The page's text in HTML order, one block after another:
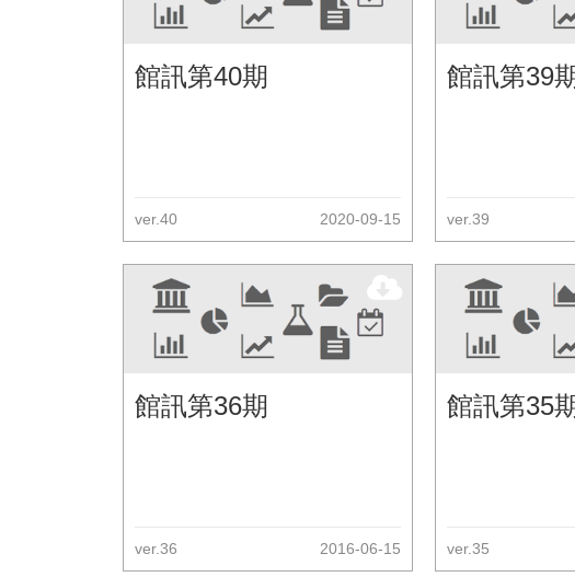
館訊第40期
ver.40 2020-09-15
館訊第39
ver.39
館訊第36期
ver.36 2016-06-15
館訊第35
ver.35